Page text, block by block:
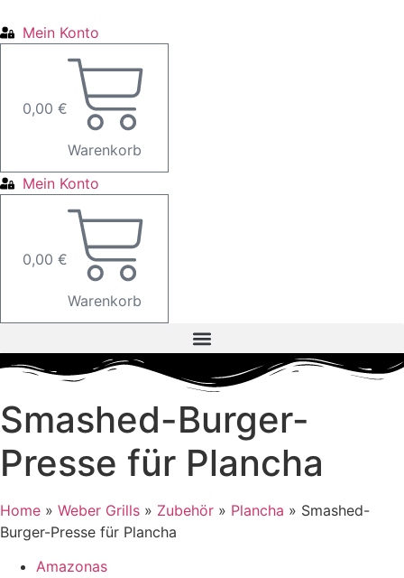
InhaltMein Konto
0,00 €
Warenkorb
Mein Konto
0,00 €
Warenkorb
Smashed-Burger-
Presse für Plancha
Home » Weber Grills » Zubehör » Plancha » Smashed-
Burger-Presse für Plancha
Amazonas